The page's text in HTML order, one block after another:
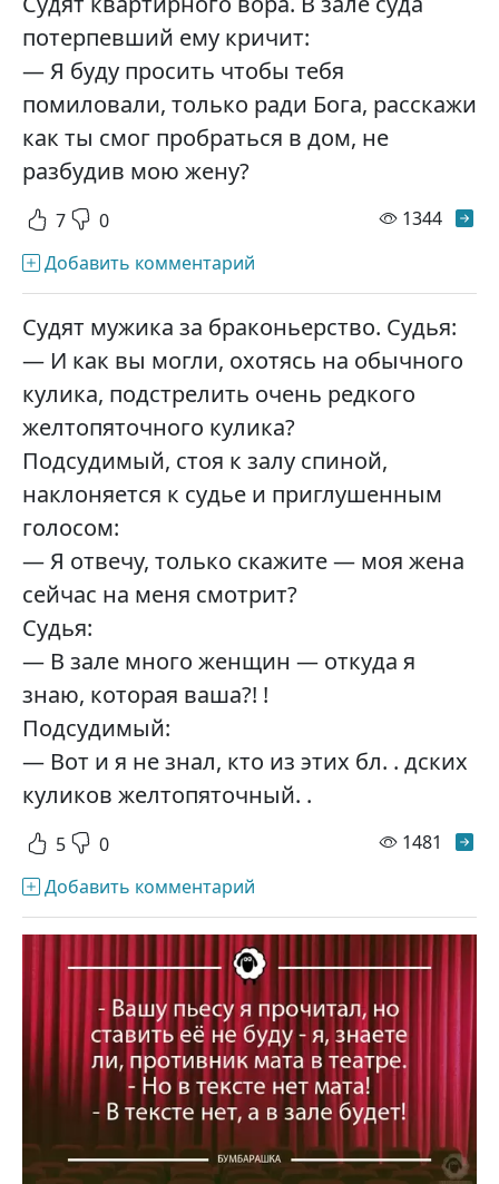
потерпевший ему кричит:
— Я буду просить чтобы тебя
помиловали, только ради Бога, расскажи
как ты смог пробраться в дом, не
разбудив мою жену?
7 0 1344
Добавить комментарий
Судят мужика за браконьерство. Судья:
— И как вы могли, охотясь на обычного
кулика, подстрелить очень редкого
желтопяточного кулика?
Подсудимый, стоя к залу спиной,
наклоняется к судье и приглушенным
голосом:
— Я отвечу, только скажите — моя жена
сейчас на меня смотрит?
Судья:
— В зале много женщин — откуда я
знаю, которая ваша?! !
Подсудимый:
— Вот и я не знал, кто из этих бл. . дских
куликов желтопяточный. .
5 0 1481
Добавить комментарий